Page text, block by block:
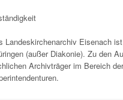
Landeskirchenarchiv Eisenach
(außer Diakonie). Zu den
Archivträger im Bereich